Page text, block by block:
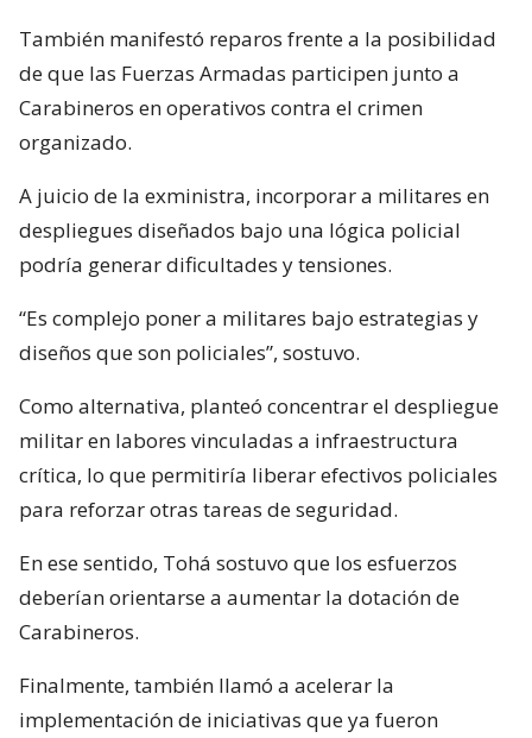
También manifestó reparos frente a la posibilidad
de que las Fuerzas Armadas participen junto a
Carabineros en operativos contra el crimen
organizado.
A juicio de la exministra, incorporar a militares en
despliegues diseñados bajo una lógica policial
podría generar dificultades y tensiones.
“Es complejo poner a militares bajo estrategias y
diseños que son policiales”, sostuvo.
Como alternativa, planteó concentrar el despliegue
militar en labores vinculadas a infraestructura
crítica, lo que permitiría liberar efectivos policiales
para reforzar otras tareas de seguridad.
En ese sentido, Tohá sostuvo que los esfuerzos
deberían orientarse a aumentar la dotación de
Carabineros.
Finalmente, también llamó a acelerar la
implementación de iniciativas que ya fueron